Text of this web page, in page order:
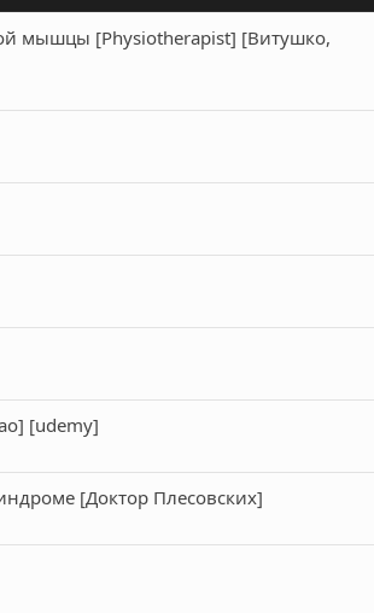
мышцы [Physiotherapist] [Витушко,
[udemy]
[Доктор Плесовских]